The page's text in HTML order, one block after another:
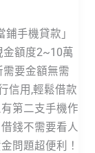
手機貸款」
金額度2~10萬
要金額無需
信用,輕鬆借款
第二支手機作
錢不需要看人
問題超便利！